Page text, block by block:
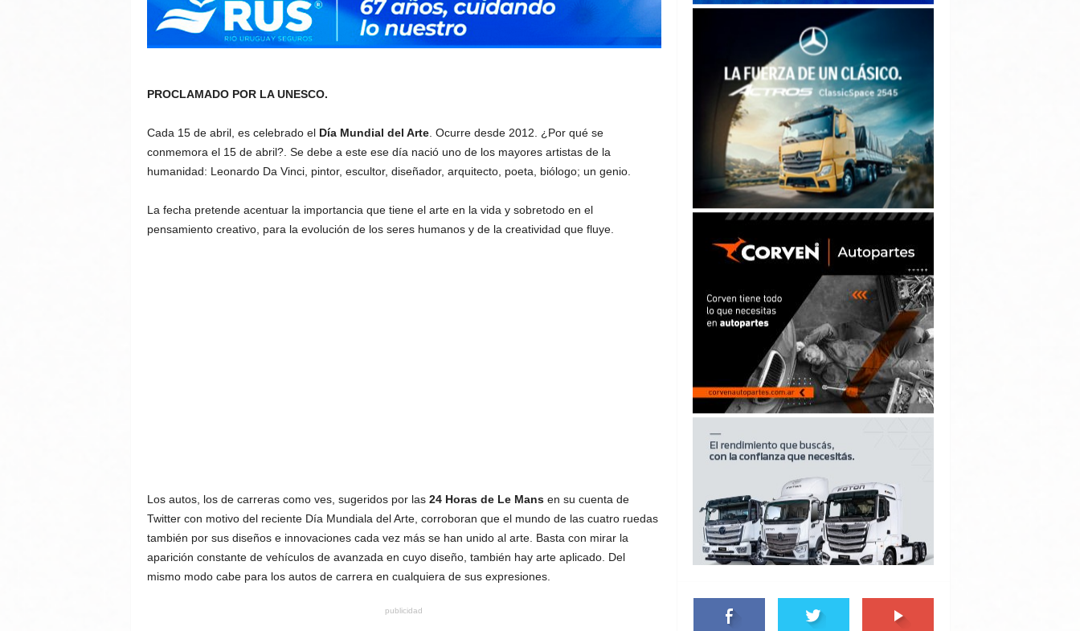
PROCLAMADO POR LA UNESCO.
Cada 15 de abril, es celebrado el Día Mundial del Arte. Ocurre desde 2012. ¿Por qué se
conmemora el 15 de abril?. Se debe a este ese día nació uno de los mayores artistas de la
humanidad: Leonardo Da Vinci, pintor, escultor, diseñador, arquitecto, poeta, biólogo; un genio.
La fecha pretende acentuar la importancia que tiene el arte en la vida y sobretodo en el
pensamiento creativo, para la evolución de los seres humanos y de la creatividad que fluye.
Los autos, los de carreras como ves, sugeridos por las 24 Horas de Le Mansen su cuenta de
Twitter con motivo del reciente Día Mundiala del Arte, corroboran que el mundo de las cuatro ruedas
también por sus diseños e innovaciones cada vez más se han unido al arte. Basta con mirar la
aparición constante de vehículos de avanzada en cuyo diseño, también hay arte aplicado. Del
mismo modo cabe para los autos de carrera en cualquiera de sus expresiones.
publicidad